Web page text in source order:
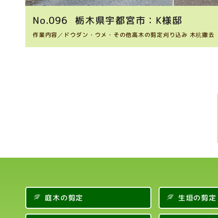
096 栃木県宇都宮市：K様邸
作業内容／ ドウダン・ウメ・その他高木の剪定刈り込み 木杭撤去
庭木の剪定 生垣の剪定